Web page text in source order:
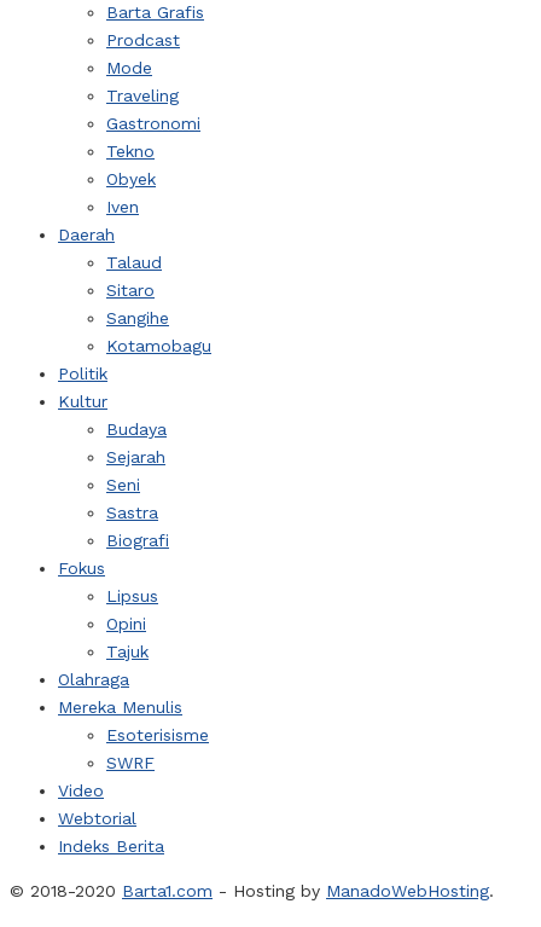
Barta Grafis
Prodcast
Mode
Traveling
Gastronomi
Tekno
Obyek
Iven
Daerah
Talaud
Sitaro
Sangihe
Kotamobagu
Politik
Kultur
Budaya
Sejarah
Seni
Sastra
Biografi
Fokus
Lipsus
Opini
Tajuk
Olahraga
Mereka Menulis
Esoterisisme
SWRF
Video
Webtorial
Indeks Berita
© 2018-2020 Barta1.com - Hosting by ManadoWebHosting.